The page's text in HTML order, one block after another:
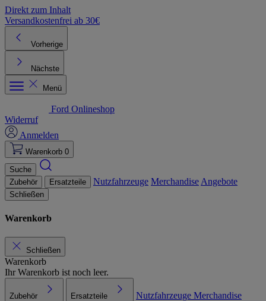
Direkt zum Inhalt
Versandkostenfrei ab 30€
Vorherige
Nächste
Menü
Ford Onlineshop
Widerruf
Anmelden
Warenkorb 0
Suche
Zubehör
Ersatzteile Nutzfahrzeuge Merchandise Angebote
Schließen
Warenkorb
Schließen
Warenkorb
Ihr Warenkorb ist noch leer.
Zubehör Ersatzteile Nutzfahrzeuge Merchandise